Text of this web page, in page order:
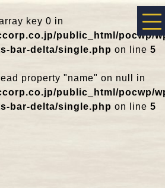
key 0 in
public_html/pocwp/
bar-delta/single.php on line 5
property "name" on null in
public_html/pocwp/
bar-delta/single.php on line 5